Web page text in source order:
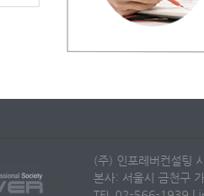
(주) 인포레버컨설팅
본사: 서울시 금천구